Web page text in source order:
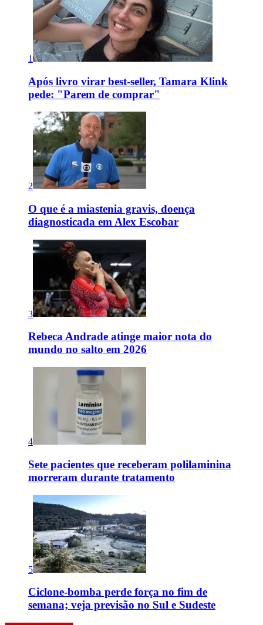
1
Após livro virar best-seller, Tamara Klink
pede: "Parem de comprar"
2
O que é a miastenia gravis, doença
diagnosticada em Alex Escobar
3
Rebeca Andrade atinge maior nota do
mundo no salto em 2026
4
Sete pacientes que receberam polilaminina
morreram durante tratamento
5
Ciclone-bomba perde força no fim de
semana; veja previsão no Sul e Sudeste